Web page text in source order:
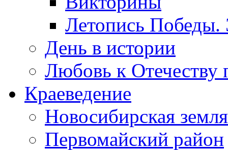
Летопись Победы.
День в истории
Любовь к Отечеству
Краеведение
Новосибирская земля
Первомайский район